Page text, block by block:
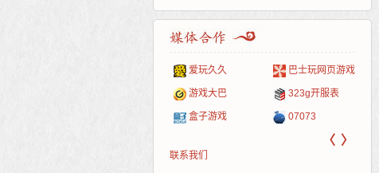
爱玩久久 巴士玩网页游戏
游戏大巴 323g开服表
盒子游戏 07073
〈 〉
联系我们